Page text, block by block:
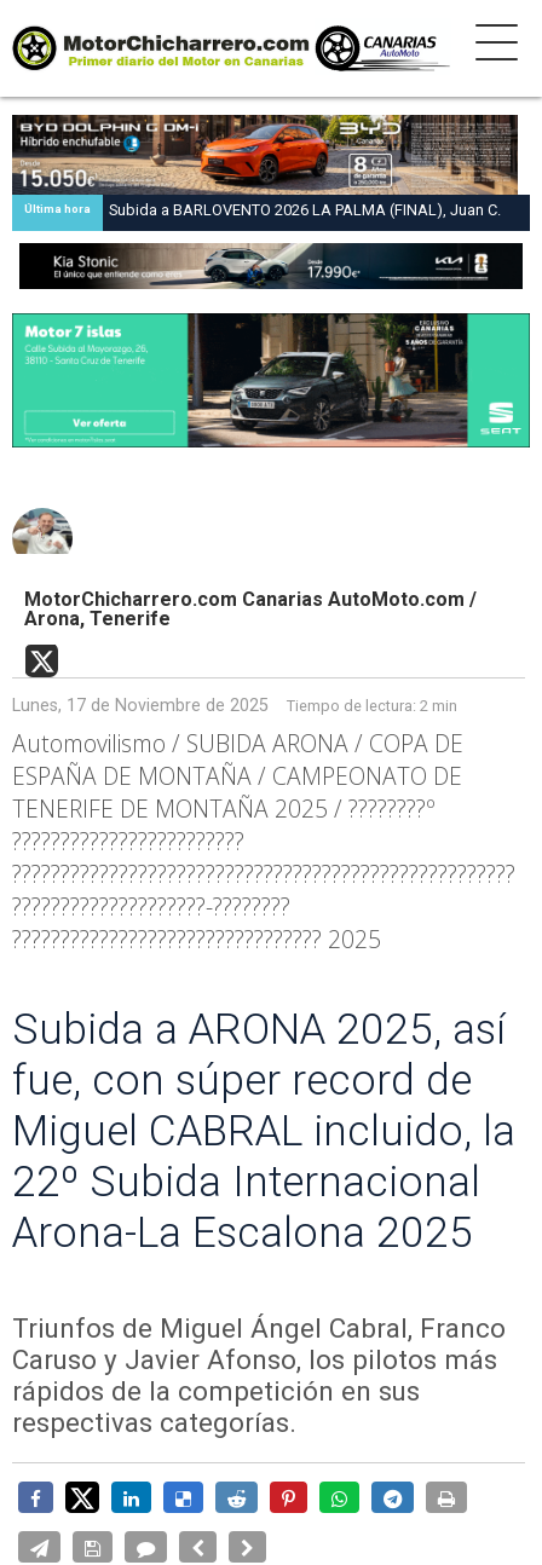
Última hora
Subida a BARLOVENTO 2026 LA PALMA (FINAL), Juan C.
Brito y Carlos A. Pérez hacen suya la victoria en la 47 Subida
a Barlovento
MotorChicharrero.com Canarias AutoMoto.com /
Arona, Tenerife
Lunes, 17 de Noviembre de 2025 Tiempo de lectura: 2 min
Automovilismo / SUBIDA ARONA / COPA DE
ESPAÑA DE MONTAÑA / CAMPEONATO DE
TENERIFE DE MONTAÑA 2025 / ????????º
????????????????????????
????????????????????????????????????????????????????
????????????????????-????????
???????????????????????????????? 2025
Subida a ARONA 2025, así
fue, con súper record de
Miguel CABRAL incluido, la
22º Subida Internacional
Arona-La Escalona 2025
Triunfos de Miguel Ángel Cabral, Franco
Caruso y Javier Afonso, los pilotos más
rápidos de la competición en sus
respectivas categorías.